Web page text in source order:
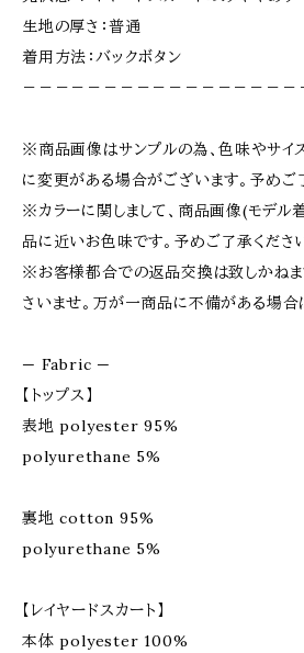
生地の厚さ：普通
着用方法：バックボタン
－－－－－－－－－－－－－－－－－
※商品画像はサンプルの為、色味やサイ
に変更がある場合がございます。予めご
※カラーに関しまして、商品画像(モデ
品に近いお色味です。予めご了承くださ
※お客様都合での返品交換は致しかね
さいませ。万が一商品に不備がある場合
— Fabric —
【トップス】
表地 polyester 95%
polyurethane 5%
裏地 cotton 95%
polyurethane 5%
【レイヤードスカート】
本体 polyester 100%